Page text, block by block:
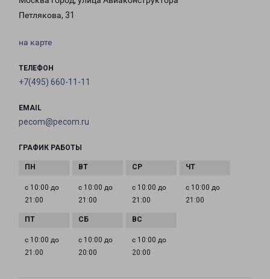
Петлякова, 31
на карте
ТЕЛЕФОН
+7(495) 660-11-11
EMAIL
pecom@pecom.ru
ГРАФИК РАБОТЫ
с 10:00 до
21:00
с 10:00 до
21:00
с 10:00 до
21:00
с 10:00 до
21:00
с 10:00 до
21:00
с 10:00 до
20:00
с 10:00 до
20:00